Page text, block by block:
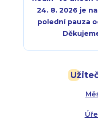
24. 8. 2026 je
polední pauza
Úterý:
Středa:
Čtvrtek:
Úterý:
Středa:
Čtvrtek: